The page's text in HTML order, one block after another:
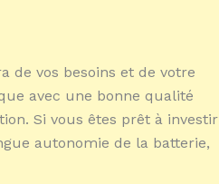
de vos besoins et de votre
avec une bonne qualité
Si vous êtes prêt à investir
autonomie de la batterie,